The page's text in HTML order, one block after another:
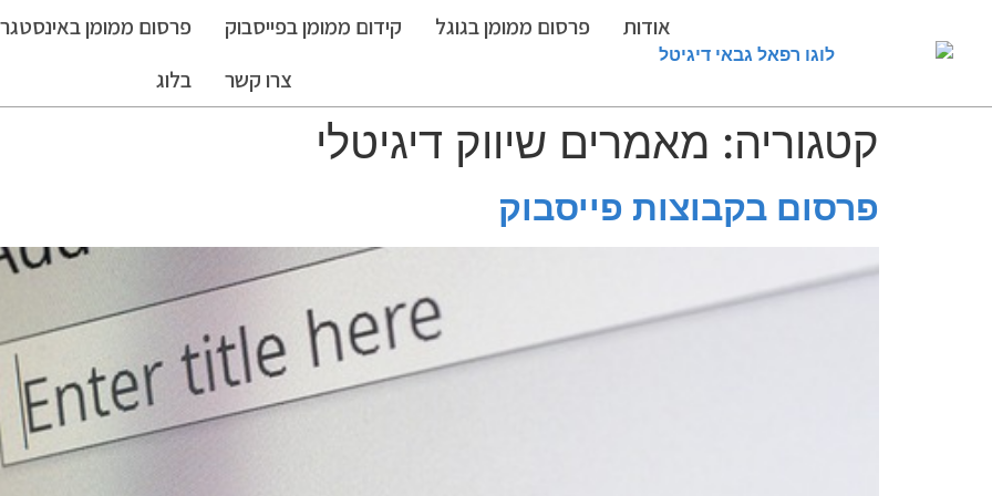
אודות פרסום ממומן בגוגל קידום ממומן בפייסבוק פרסום ממומן
צרו קשר
בלוג
קטגוריה: מאמרים שיווק דיגיטלי
פרסום בקבוצות פייסבוק